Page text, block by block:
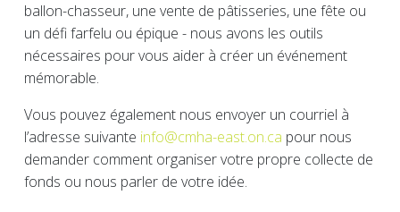
ballon-chasseur, une vente de pâtisseries, une fête ou
un défi farfelu ou épique - nous avons les outils
nécessaires pour vous aider à créer un événement
mémorable.
Vous pouvez également nous envoyer un courriel à
l’adresse suivante info@cmha-east.on.ca pour nous
demander comment organiser votre propre collecte de
fonds ou nous parler de votre idée.